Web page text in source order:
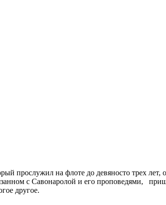
прослужил на флоте до девяносто трех лет,
с Савонаролой и его проповедями,
другое.